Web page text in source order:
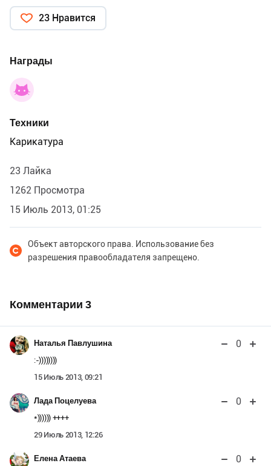
23 Нравится
Награды
Техники
Карикатура
23 Лайка
1262 Просмотра
15 Июль 2013, 01:25
Объект авторского права. Использование без
разрешения правообладателя запрещено.
Комментарии 3
Наталья Павлушина 0
:-))))))))
15 Июль 2013, 09:21
Лада Поцелуева 0
*)))))) ++++
29 Июль 2013, 12:26
Елена Атаева 0